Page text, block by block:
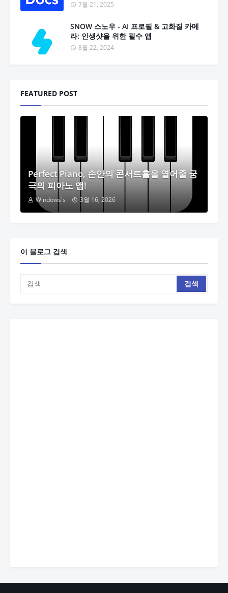
7월 21, 2025
SNOW 스노우 - AI 프로필 & 고화질 카메
라: 인생샷을 위한 필수 앱
8월 22, 2024
FEATURED POST
Perfect Piano, 손안의 콘서트홀을 열어줄 궁
극의 피아노 앱!
Windows's 3월 16, 2026
이 블로그 검색